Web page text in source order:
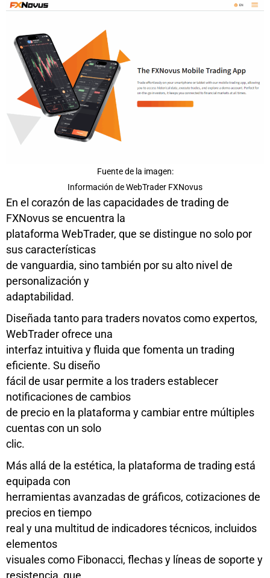
Fuente de la imagen:
Información de WebTrader FXNovus
En el corazón de las capacidades de trading de
FXNovus se encuentra la
plataforma WebTrader, que se distingue no solo por
sus características
de vanguardia, sino también por su alto nivel de
personalización y
adaptabilidad.
Diseñada tanto para traders novatos como expertos,
WebTrader ofrece una
interfaz intuitiva y fluida que fomenta un trading
eficiente. Su diseño
fácil de usar permite a los traders establecer
notificaciones de cambios
de precio en la plataforma y cambiar entre múltiples
cuentas con un solo
clic.
Más allá de la estética, la plataforma de trading está
equipada con
herramientas avanzadas de gráficos, cotizaciones de
precios en tiempo
real y una multitud de indicadores técnicos, incluidos
elementos
visuales como Fibonacci, flechas y líneas de soporte y
resistencia, que